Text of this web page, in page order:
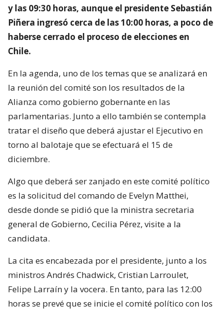
y las 09:30 horas, aunque el presidente Sebastián
Piñera ingresó cerca de las 10:00 horas, a poco de
haberse cerrado el proceso de elecciones en
Chile.
En la agenda, uno de los temas que se analizará en
la reunión del comité son los resultados de la
Alianza como gobierno gobernante en las
parlamentarias. Junto a ello también se contempla
tratar el diseño que deberá ajustar el Ejecutivo en
torno al balotaje que se efectuará el 15 de
diciembre.
Algo que deberá ser zanjado en este comité político
es la solicitud del comando de Evelyn Matthei,
desde donde se pidió que la ministra secretaria
general de Gobierno, Cecilia Pérez, visite a la
candidata.
La cita es encabezada por el presidente, junto a los
ministros Andrés Chadwick, Cristian Larroulet,
Felipe Larraín y la vocera. En tanto, para las 12:00
horas se prevé que se inicie el comité político con los